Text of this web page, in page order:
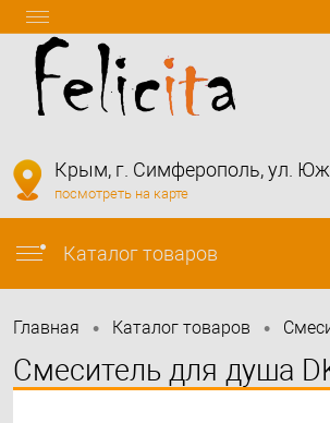
info@felicita-crimea.ru
Крым, г. Симферополь, ул.
посмотреть на карте
Каталог товаров
Главная • Каталог товаров •
Смеситель для душа